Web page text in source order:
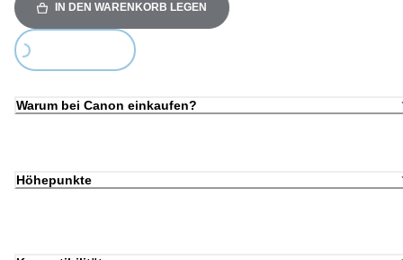
IN DEN WARENKORB LEGEN
Loading...
Warum bei Canon einkaufen?
Höhepunkte